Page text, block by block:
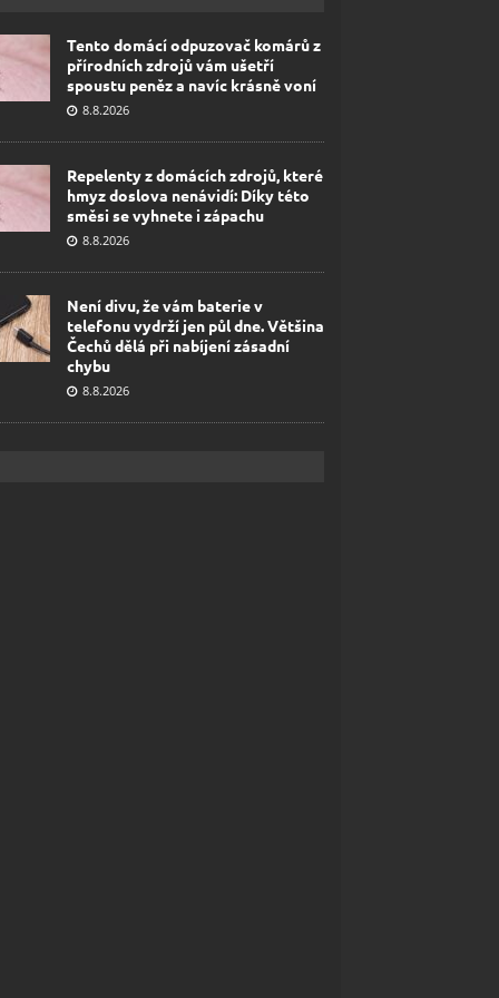
Tento domácí odpuzovač komárů z
přírodních zdrojů vám ušetří
spoustu peněz a navíc krásně voní
8.8.2026
Repelenty z domácích zdrojů, které
hmyz doslova nenávidí: Díky této
směsi se vyhnete i zápachu
8.8.2026
Není divu, že vám baterie v
telefonu vydrží jen půl dne. Většina
Čechů dělá při nabíjení zásadní
chybu
8.8.2026